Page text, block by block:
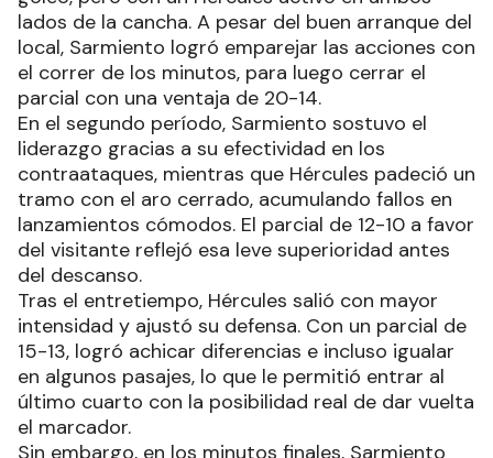
lados de la cancha. A pesar del buen arranque del
local, Sarmiento logró emparejar las acciones con
el correr de los minutos, para luego cerrar el
parcial con una ventaja de 20-14.
En el segundo período, Sarmiento sostuvo el
liderazgo gracias a su efectividad en los
contraataques, mientras que Hércules padeció un
tramo con el aro cerrado, acumulando fallos en
lanzamientos cómodos. El parcial de 12-10 a favor
del visitante reflejó esa leve superioridad antes
del descanso.
Tras el entretiempo, Hércules salió con mayor
intensidad y ajustó su defensa. Con un parcial de
15-13, logró achicar diferencias e incluso igualar
en algunos pasajes, lo que le permitió entrar al
último cuarto con la posibilidad real de dar vuelta
el marcador.
Sin embargo, en los minutos finales, Sarmiento